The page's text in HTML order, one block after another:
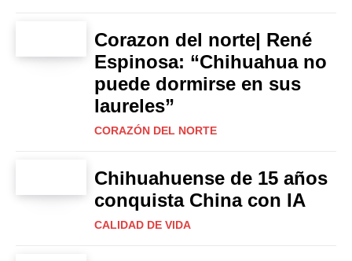
Corazon del norte| René
Espinosa: “Chihuahua no
puede dormirse en sus
laureles”
CORAZÓN DEL NORTE
Chihuahuense de 15 años
conquista China con IA
CALIDAD DE VIDA